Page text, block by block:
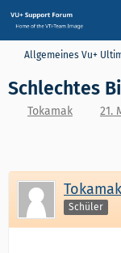
Allgemeines Vu+
Schlechtes
Tokamak 21.
Tokamak
Schüler